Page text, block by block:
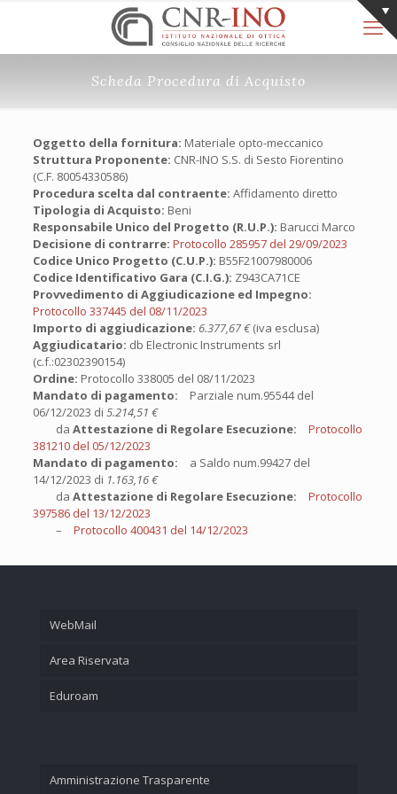
Scheda Procedura di Acquisto
Oggetto della fornitura: Materiale opto-meccanico
Struttura Proponente: CNR-INO S.S. di Sesto Fiorentino
(C.F. 80054330586)
Procedura scelta dal contraente: Affidamento diretto
Tipologia di Acquisto: Beni
Responsabile Unico del Progetto (R.U.P.): Barucci Marco
Decisione di contrarre: Protocollo 285957 del 29/09/2023
Codice Unico Progetto (C.U.P.): B55F21007980006
Codice Identificativo Gara (C.I.G.): Z943CA71CE
Provvedimento di Aggiudicazione ed Impegno:
Protocollo 337445 del 08/11/2023
Importo di aggiudicazione: 6.377,67 €(iva esclusa)
Aggiudicatario: db Electronic Instruments srl
(c.f.:02302390154)
Ordine: Protocollo 338005 del 08/11/2023
Mandato di pagamento: Parziale num.95544 del
06/12/2023 di 5.214,51 €
da Attestazione di Regolare Esecuzione:
Protocollo
381210 del 05/12/2023
Mandato di pagamento: a Saldo num.99427 del
14/12/2023 di 1.163,16 €
da Attestazione di Regolare Esecuzione:
Protocollo
397586 del 13/12/2023
– Protocollo 400431 del 14/12/2023
WebMail
Area Riservata
Eduroam
Amministrazione Trasparente